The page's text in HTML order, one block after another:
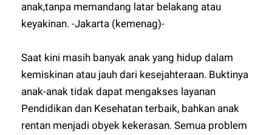
anak,tanpa memandang latar belakang atau
keyakinan. -Jakarta (kemenag)-
Saat kini masih banyak anak yang hidup dalam
kemiskinan atau jauh dari kesejahteraan. Buktinya
anak-anak tidak dapat mengakses layanan
Pendidikan dan Kesehatan terbaik, bahkan anak
rentan menjadi obyek kekerasan. Semua problem